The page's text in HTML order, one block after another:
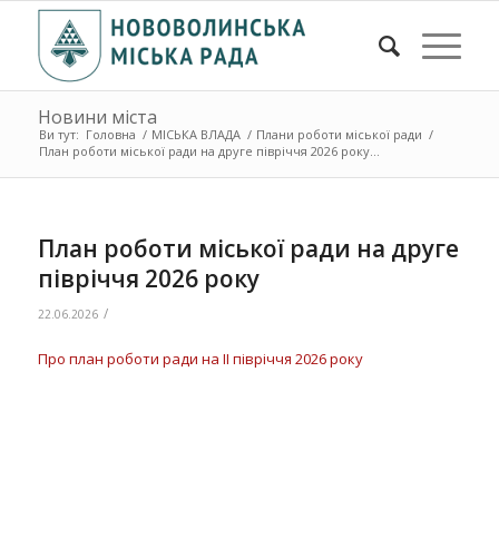
Новини міста
Ви тут: Головна / МІСЬКА ВЛАДА / Плани роботи міської ради /
План роботи міської ради на друге півріччя 2026 року...
План роботи міської ради на друге
півріччя 2026 року
22.06.2026 /
Про план роботи ради на ІІ півріччя 2026 року